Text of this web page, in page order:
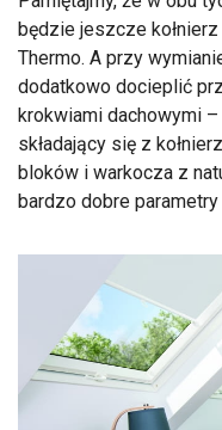
będzie jeszcze
Thermo. A przy
dodatkowo docieplić
krokwiami dachowymi
składający się z
bloków i warkocza z
bardzo dobre